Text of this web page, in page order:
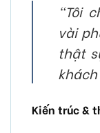
“Tôi
vài
thật
Kiến trúc &